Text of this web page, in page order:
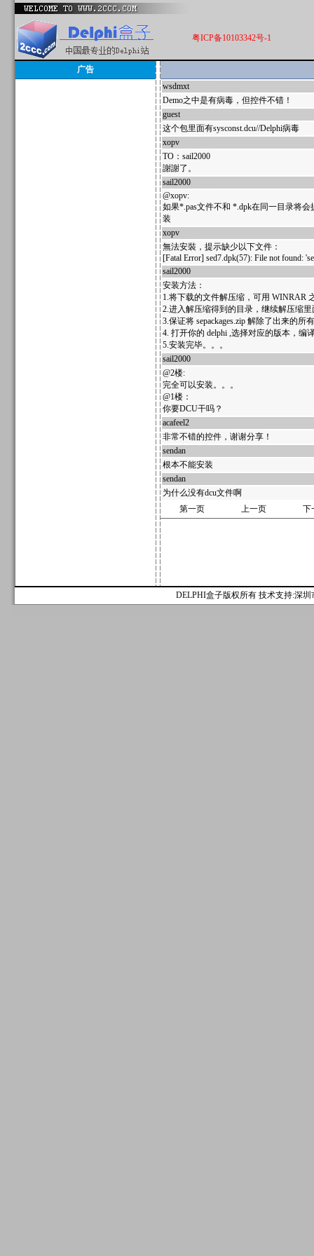
粤ICP备10103342号-1
广告
wsdmxt
Demo之中是有病毒，但控件不错！
guest
这个包里面有sysconst.dcu//Delphi病毒
xopv
TO：sail2000
謝謝了。
sail2000
@xopv:
如果*.pas文件不和 *.dpk在同一目录将
装
xopv
無法安裝，提示缺少以下文件：
[Fatal Error] sed7.dpk(57): File not found:
sail2000
安装方法：
1.将下载的文件解压缩，可用 WINRAR
2.进入解压缩得到的目录，继续解压缩里
3.保证将 sepackages.zip 解除了出来的
4. 打开你的 delphi ,选择对应的版本，编
5.安装完毕。。。
sail2000
@2楼:
完全可以安装。。。
@1楼：
你要DCU干吗？
acafeel2
非常不错的控件，谢谢分享！
sendan
根本不能安装
sendan
为什么没有dcu文件啊
第一页
上一页 下
DELPHI盒子版权所有 技术支持:深